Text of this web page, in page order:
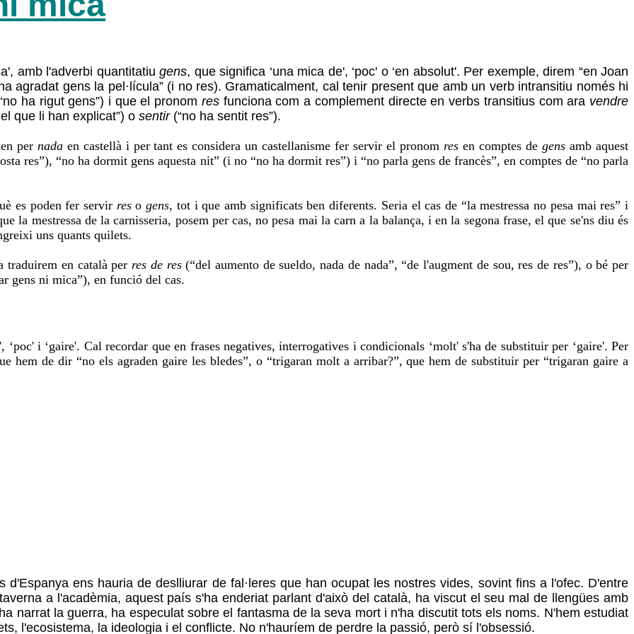
amb l'adverbi quantitatiu gens, que significa ‘una mica de', ‘poc' o ‘en absolut'. Per exemple, direm “en Joan
agradat gens la pel·lícula” (i no res). Gramaticalment, cal tenir present que amb un verb intransitiu només hi
ha rigut gens”) i que el pronom resfunciona com a complement directe en verbs transitius com ara vendre
que li han explicat”) o sentir(“no ha sentit res”).
per nadaen castellà i per tant es considera un castellanisme fer servir el pronom res en comptes degens amb aquest
res”), “no ha dormit gens aquesta nit” (i no “no ha dormit res”) i “no parla gens de francès”, en comptes de “no parla
es poden fer servir resogens, tot i que amb significats ben diferents. Seria el cas de “la mestressa no pesa mai res” i
la mestressa de la carnisseria, posem per cas, no pesa mai la carn a la balança, i en la segona frase, el que se'ns diu és
uns quants quilets.
traduirem en català per res de res(“del aumento de sueldo, nada de nada”, “de l'augment de sou, res de res”), o bé per
gens ni mica”), en funció del cas.
‘poc' i ‘gaire'. Cal recordar que en frases negatives, interrogatives i condicionals ‘molt' s'ha de substituir per ‘gaire'. Per
hem de dir “no els agraden gaire les bledes”, o “trigaran molt a arribar?”, que hem de substituir per “trigaran gaire a
ens hauria de deslliurar de fal·leres que han ocupat les nostres vides, sovint fins a l'ofec. D'entre
a l'acadèmia, aquest país s'ha enderiat parlant d'això del català, ha viscut el seu mal de llengües amb
narrat la guerra, ha especulat sobre el fantasma de la seva mort i n'ha discutit tots els noms. N'hem estudiat
l'ecosistema, la ideologia i el conflicte. No n'hauríem de perdre la passió, però sí l'obsessió.